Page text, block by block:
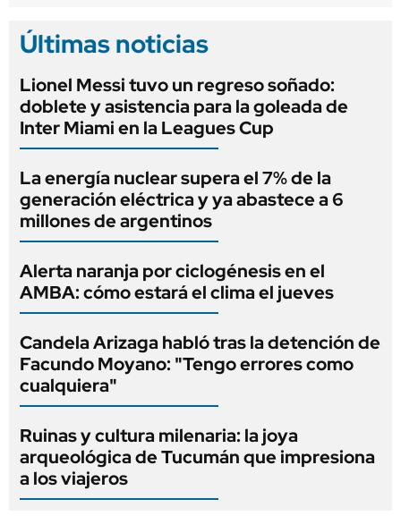
Últimas noticias
Lionel Messi tuvo un regreso soñado:
doblete y asistencia para la goleada de
Inter Miami en la Leagues Cup
La energía nuclear supera el 7% de la
generación eléctrica y ya abastece a 6
millones de argentinos
Alerta naranja por ciclogénesis en el
AMBA: cómo estará el clima el jueves
Candela Arizaga habló tras la detención de
Facundo Moyano: "Tengo errores como
cualquiera"
Ruinas y cultura milenaria: la joya
arqueológica de Tucumán que impresiona
a los viajeros